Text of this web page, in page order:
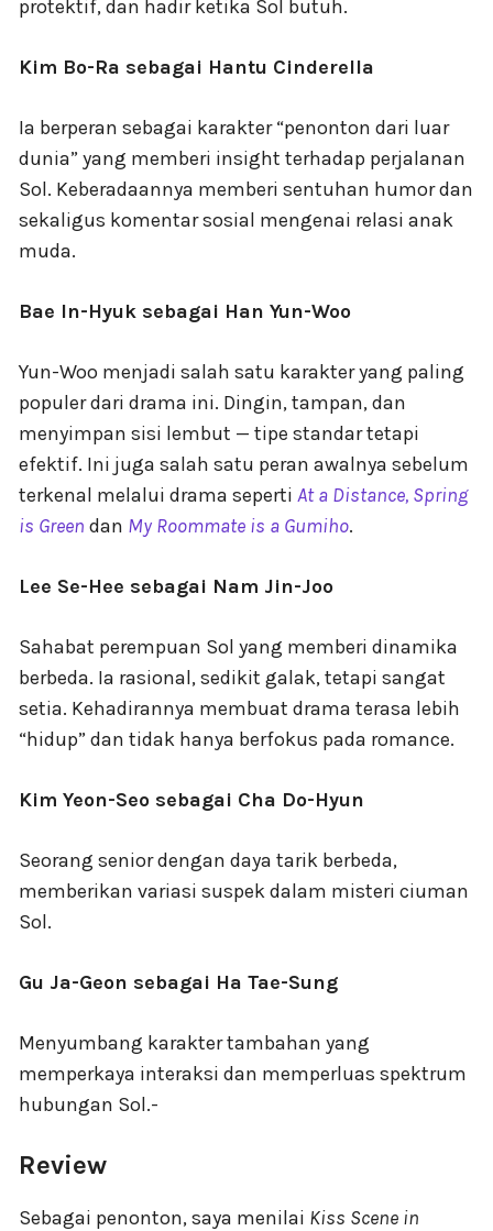
protektif, dan hadir ketika Sol butuh.
Kim Bo-Ra sebagai Hantu Cinderella
Ia berperan sebagai karakter “penonton dari luar
dunia” yang memberi insight terhadap perjalanan
Sol. Keberadaannya memberi sentuhan humor dan
sekaligus komentar sosial mengenai relasi anak
muda.
Bae In-Hyuk sebagai Han Yun-Woo
Yun-Woo menjadi salah satu karakter yang paling
populer dari drama ini. Dingin, tampan, dan
menyimpan sisi lembut — tipe standar tetapi
efektif. Ini juga salah satu peran awalnya sebelum
terkenal melalui drama seperti At a Distance, Spring
is Green dan My Roommate is a Gumiho.
Lee Se-Hee sebagai Nam Jin-Joo
Sahabat perempuan Sol yang memberi dinamika
berbeda. Ia rasional, sedikit galak, tetapi sangat
setia. Kehadirannya membuat drama terasa lebih
“hidup” dan tidak hanya berfokus pada romance.
Kim Yeon-Seo sebagai Cha Do-Hyun
Seorang senior dengan daya tarik berbeda,
memberikan variasi suspek dalam misteri ciuman
Sol.
Gu Ja-Geon sebagai Ha Tae-Sung
Menyumbang karakter tambahan yang
memperkaya interaksi dan memperluas spektrum
hubungan Sol.-
Review
Sebagai penonton, saya menilai Kiss Scene in